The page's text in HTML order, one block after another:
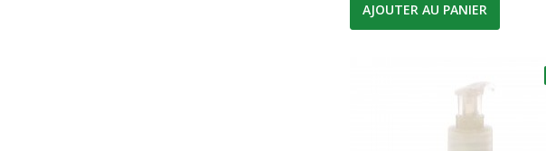
AJOUTER AU PANIER